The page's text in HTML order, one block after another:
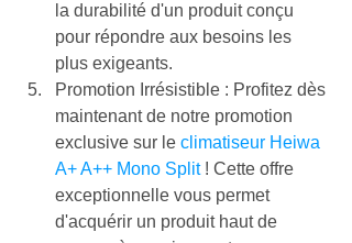
la durabilité d'un produit conçu
pour répondre aux besoins les
plus exigeants.
Promotion Irrésistible : Profitez dès
maintenant de notre promotion
exclusive sur le climatiseur Heiwa
A+ A++ Mono Split ! Cette offre
exceptionnelle vous permet
d'acquérir un produit haut de